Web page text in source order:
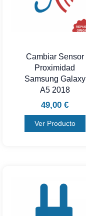
Cambiar Sensor
Proximidad
Samsung Galaxy
A5 2018
49,00 €
Ver Producto